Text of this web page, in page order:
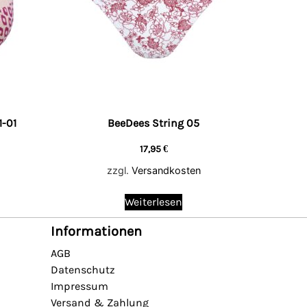
01 BeeDees String 05
17,95€
zzgl. Versandkosten
Weiterlesen
Informationen
AGB
Datenschutz
Impressum
Versand & Zahlung